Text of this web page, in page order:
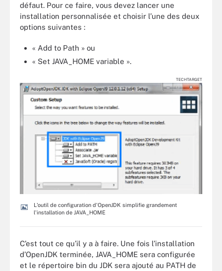
défaut. Pour ce faire, vous devez lancer une
installation personnalisée et choisir l’une des deux
options suivantes :
« Add to Path » ou
« Set JAVA_HOME variable ».
TECHTARGET
L'outil de configuration d'OpenJDK simplifie grandement
l'installation de JAVA_HOME
C’est tout ce qu’il y a à faire. Une fois l’installation
d’OpenJDK terminée, JAVA_HOME sera configurée
et le répertoire bin du JDK sera ajouté au PATH de